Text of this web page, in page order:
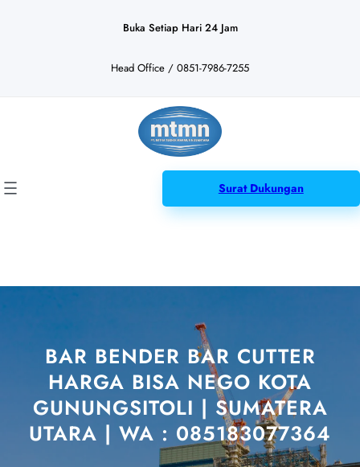
Buka Setiap Hari 24 Jam
Head Office / 0851-7986-7255
Surat Dukungan
BAR BENDER BAR CUTTER
HARGA BISA NEGO KOTA
GUNUNGSITOLI | SUMATERA
UTARA | WA : 085183077364